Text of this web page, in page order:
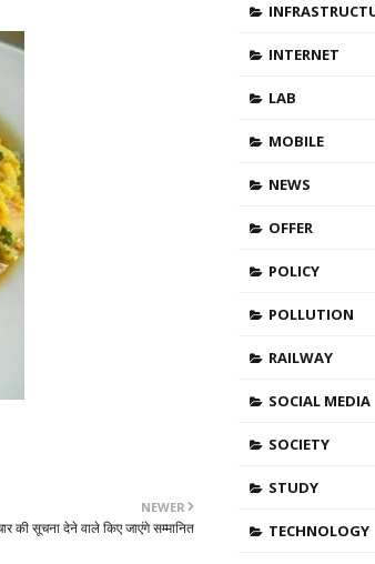
NEWER
की सूचना देने वाले किए जाएंगे सम्मानित
INTERNET
LAB
MOBILE
NEWS
OFFER
POLICY
POLLUTION
RAILWAY
SOCIAL MEDIA
SOCIETY
STUDY
TECHNOLOGY